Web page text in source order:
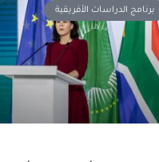
برنامج الدراسات الأفريقية